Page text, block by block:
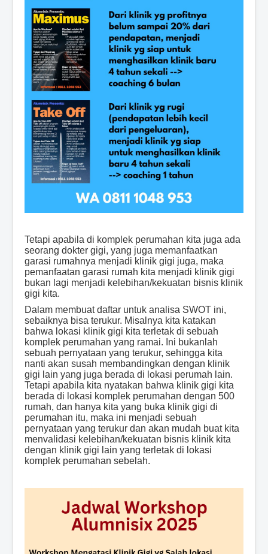
Tetapi apabila di komplek perumahan kita juga ada
seorang dokter gigi, yang juga memanfaatkan
garasi rumahnya menjadi klinik gigi juga, maka
pemanfaatan garasi rumah kita menjadi klinik gigi
bukan lagi menjadi kelebihan/kekuatan bisnis klinik
gigi kita.
Dalam membuat daftar untuk analisa SWOT ini,
sebaiknya bisa terukur. Misalnya kita katakan
bahwa lokasi klinik gigi kita terletak di sebuah
komplek perumahan yang ramai. Ini bukanlah
sebuah pernyataan yang terukur, sehingga kita
nanti akan susah membandingkan dengan klinik
gigi lain yang juga berada di lokasi perumah lain.
Tetapi apabila kita nyatakan bahwa klinik gigi kita
berada di lokasi komplek perumahan dengan 500
rumah, dan hanya kita yang buka klinik gigi di
perumahan itu, maka ini menjadi sebuah
pernyataan yang terukur dan akan mudah buat kita
menvalidasi kelebihan/kekuatan bisnis klinik kita
dengan klinik gigi lain yang terletak di lokasi
komplek perumahan sebelah.